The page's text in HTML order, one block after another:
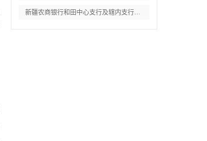
新疆农商银行和田中心支行及辖内支行职工体